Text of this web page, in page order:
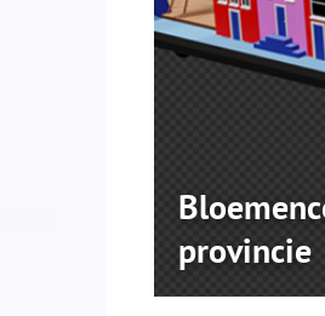
provincie